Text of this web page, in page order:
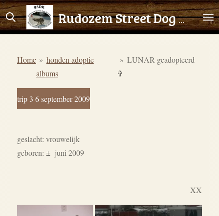
Ga
direct
hoofdinhoud
Rudozem Street Dog Rescue
Home » honden adoptie
albums
» LUNAR geadopteerd
✞
trip 3 6 september 2009
geslacht: vrouwelijk
geboren: ± juni 2009
XX